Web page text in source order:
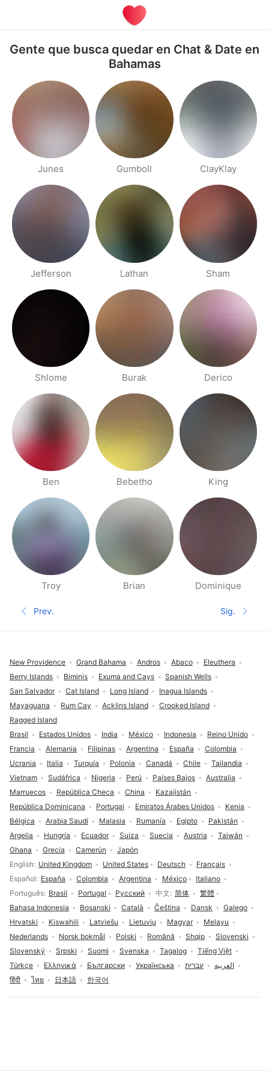
Gente que busca quedar en Chat & Date en
Bahamas
Junes Gumboll ClayKlay
Jefferson Lathan Sham
Shlome Burak Derico
Ben Bebetho King
Troy Brian Dominique
Páginas de Gente cerca
Página anterior
Prev. Sig.
Selección de idioma
English United Kingdom United States Deutsch
Français
Español
España Colombia Argentina México
Italiano
Português Brasil Portugal Русский 中文 简体
繁體
Bahasa Indonesia
Bosanski Català Čeština Dansk
Galego
Hrvatski
Kiswahili Latviešu Lietuvių Magyar
Melayu
Nederlands
Norsk bokmål Polski Română Shqip
Slovenski
Slovenský
Srpski Suomi Svenska Tagalog
Tiếng Việt
Türkçe
Ελληνικά Български Українська עברית
العربية
हिंदी
ไทย 日本語 한국어
Brasil Estados Unidos India México Indonesia
Reino Unido
Francia
Alemania Filipinas Argentina España
Colombia
Ucrania
Italia Turquía Polonia Canadá Chile
Tailandia
Vietnam
Sudáfrica Nigeria Perú Países Bajos
Australia
Marruecos
República Checa China
Kazajistán
República Dominicana
Portugal Emiratos Árabes Unidos
Kenia
Bélgica
Arabia Saudí Malasia Rumanía Egipto
Pakistán
Argelia
Hungría Ecuador Suiza Suecia Austria
Taiwán
Ghana
Grecia Camerún Japón
New Providence Grand Bahama Andros Abaco
Eleuthera
Berry Islands
Biminis Exuma and Cays
Spanish Wells
San Salvador
Cat Island Long Island
Inagua Islands
Mayaguana
Rum Cay Acklins Island
Crooked Island
Ragged Island